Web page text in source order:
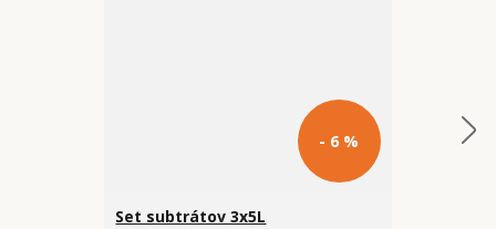
- 6 %
Set subtrátov 3x5L